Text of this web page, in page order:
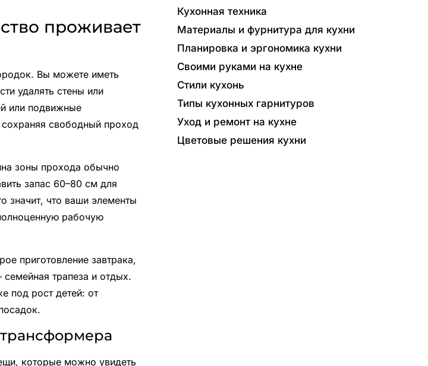
проживает
Вы можете иметь
удалять стены или
или подвижные
свободный проход
зоны прохода обычно
запас 60–80 см для
значит, что ваши элементы
рабочую
приготовление завтрака,
трапеза и отдых.
под рост детей: от
которые можно увидеть
Кухонная техника
Материалы и фурнитура для кухни
Планировка и эргономика кухни
Своими руками на кухне
Стили кухонь
Типы кухонных гарнитуров
Уход и ремонт на кухне
Цветовые решения кухни